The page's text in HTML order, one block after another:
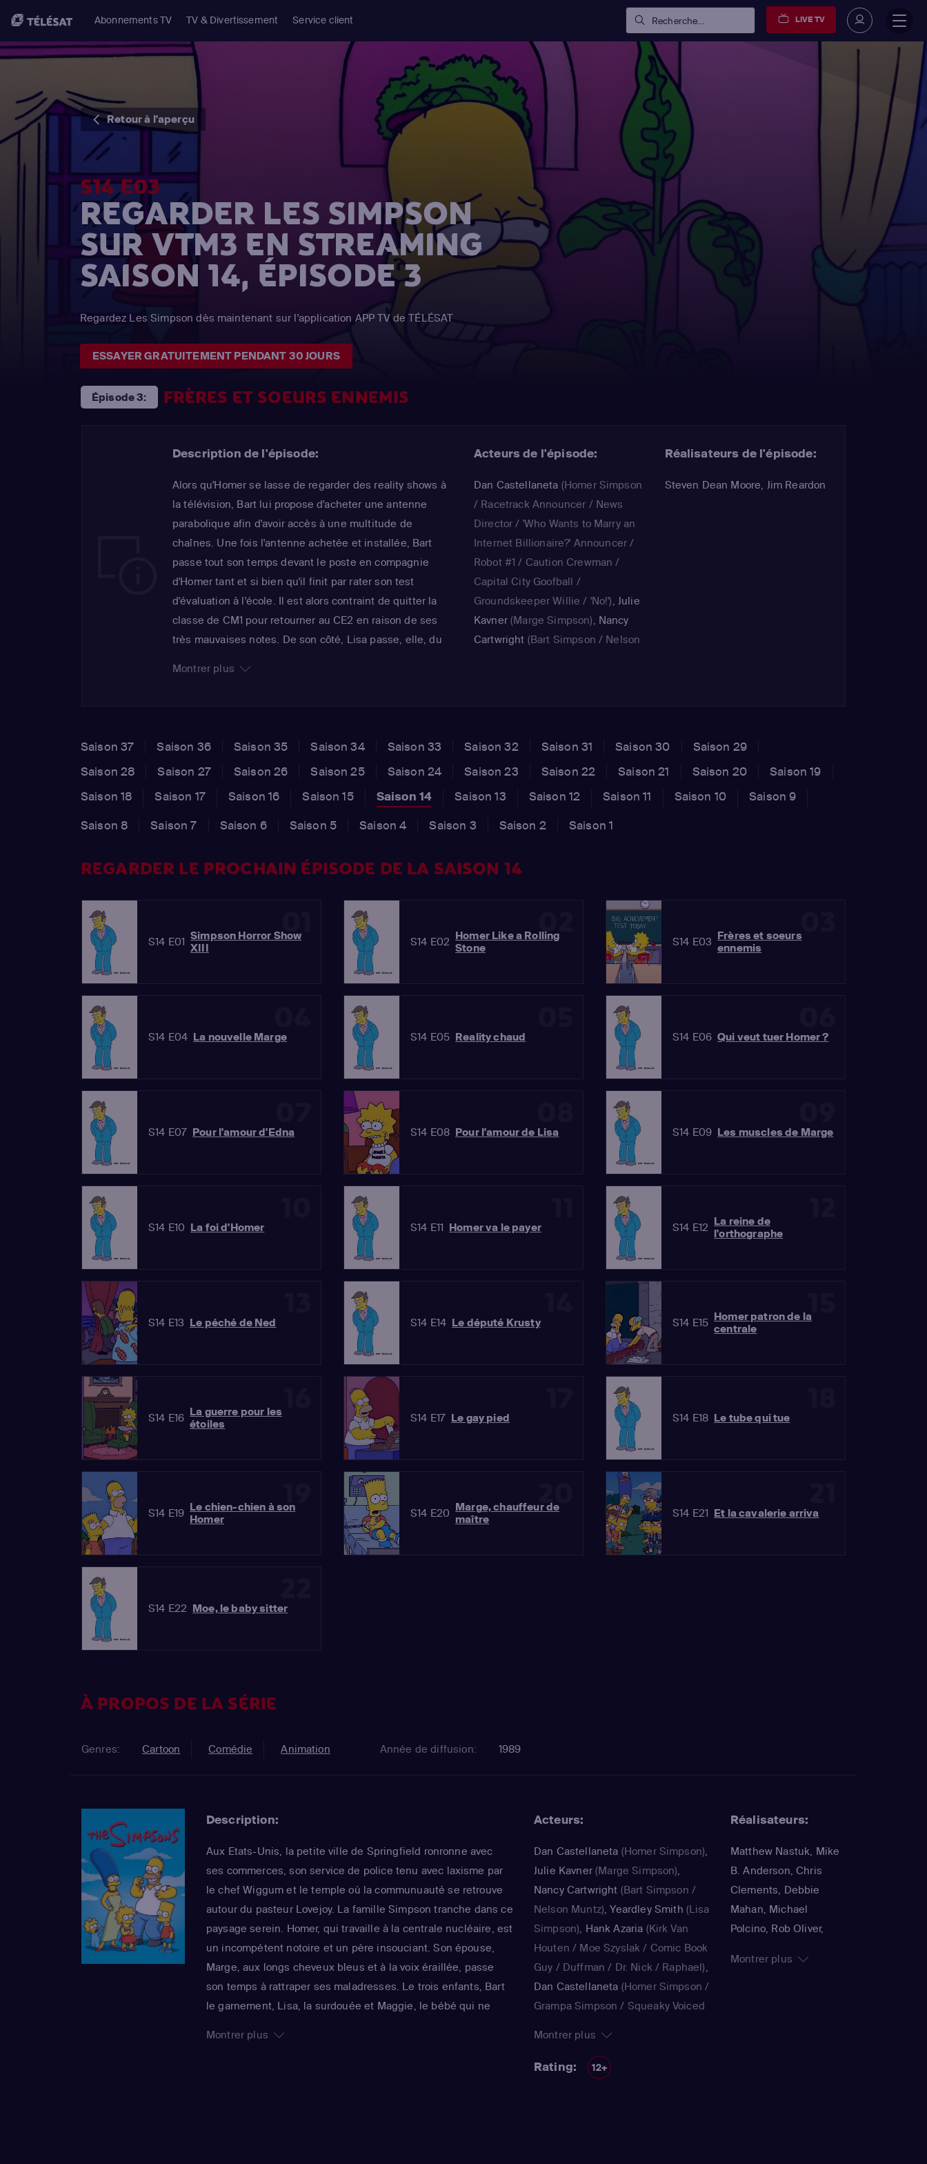
Abonnements TV TV & Divertissement Service client Recherche... LIVE TV
Retour à l'aperçu
S14 E03
REGARDER LES SIMPSON
SUR VTM3 EN STREAMING
SAISON 14, ÉPISODE 3
Regardez Les Simpson dès maintenant sur l'application APP TV de TÉLÉSAT
ESSAYER GRATUITEMENT PENDANT 30 JOURS
Épisode 3: FRÈRES ET SOEURS ENNEMIS
Description de l'épisode:
Alors qu'Homer se lasse de regarder des reality shows à
la télévision, Bart lui propose d'acheter une antenne
parabolique afin d'avoir accès à une multitude de
chaînes. Une fois l'antenne achetée et installée, Bart
passe tout son temps devant le poste en compagnie
d'Homer tant et si bien qu'il finit par rater son test
d'évaluation à l'école. Il est alors contraint de quitter la
classe de CM1 pour retourner au CE2 en raison de ses
très mauvaises notes. De son côté, Lisa passe, elle, du
soeur se retrouvent donc dans la même classe et la
Montrer plus
Acteurs de l'épisode:
Dan Castellaneta (Homer Simpson
/ Racetrack Announcer / News
Director / 'Who Wants to Marry an
Internet Billionaire?' Announcer /
Robot #1 / Caution Crewman /
Capital City Goofball /
Groundskeeper Willie / 'No!'), Julie
Kavner(Marge Simpson), Nancy
Cartwright (Bart Simpson / Nelson
Announcer / Robot #2 / Clown /
MC Safety / House Speaker /
Réalisateurs de l'épisode:
Steven Dean Moore, Jim Reardon
Saison 37 Saison 36 Saison 35 Saison 34 Saison 33 Saison 32 Saison 31 Saison 30
Saison 29
Saison 28
Saison 27 Saison 26 Saison 25 Saison 24 Saison 23 Saison 22 Saison 21 Saison 20
Saison 19
Saison 18
Saison 17 Saison 16 Saison 15 Saison 14 Saison 13 Saison 12 Saison 11 Saison 10
Saison 9
Saison 8
Saison 7 Saison 6 Saison 5 Saison 4 Saison 3 Saison 2 Saison 1
REGARDER LE PROCHAIN ÉPISODE DE LA SAISON 14
01
S14 E01 Simpson Horror Show
XIII
02
S14 E02 Homer Like a Rolling
Stone
S14 E03 Frères et soeurs
ennemis
S14 E04 La nouvelle Marge S14 E05 Reality chaud S14 E06 Qui veut tuer Homer ?
S14 E07 Pour l'amour d'Edna S14 E08 Pour l'amour de Lisa S14 E09 Les muscles de Marge
S14 E10 La foi d'Homer S14 E11 Homer va le payer S14 E12 La reine de
l'orthographe
S14 E13 Le péché de Ned S14 E14 Le député Krusty S14 E15 Homer patron de la
centrale
S14 E16 La guerre pour les
étoiles
S14 E17 Le gay pied S14 E18 Le tube qui tue
S14 E19 Le chien-chien à son
Homer
20
S14 E20 Marge, chauffeur de
maître
S14 E21 Et la cavalerie arriva
S14 E22 Moe, le baby sitter
À PROPOS DE LA SÉRIE
Genres: Cartoon Comédie Animation Année de diffusion: 1989
Description:
Aux Etats-Unis, la petite ville de Springfield ronronne avec
ses commerces, son service de police tenu avec laxisme par
le chef Wiggum et le temple où la communuauté se retrouve
autour du pasteur Lovejoy. La famille Simpson tranche dans ce
paysage serein. Homer, qui travaille à la centrale nucléaire, est
un incompétent notoire et un père insouciant. Son épouse,
Marge, aux longs cheveux bleus et à la voix éraillée, passe
son temps à rattraper ses maladresses. Le trois enfants, Bart
le garnement, Lisa, la surdouée et Maggie, le bébé qui ne
foyer. La série impertinente de Matt Groening, qui a déjà fêté
Montrer plus
Acteurs:
Dan Castellaneta (Homer Simpson),
Julie Kavner(Marge Simpson),
Nancy Cartwright (Bart Simpson /
Nelson Muntz),Yeardley Smith (Lisa
Simpson), Hank Azaria (Kirk Van
Houten / Moe Szyslak / Comic Book
Guy / Duffman / Dr. Nick / Raphael),
Dan Castellaneta (Homer Simpson /
Grampa Simpson / Squeaky Voiced
Simpson / Patty Bouvier / voice)
Nancy Cartwright
Kearney Zzyzwicz / voice)
Montrer plus
Rating: 12+
Réalisateurs:
Matthew Nastuk, Mike
B. Anderson, Chris
Clements, Debbie
Mahan, Michael
Polcino, Rob Oliver,
K., Jorge R. Gutiérrez,
Montrer plus